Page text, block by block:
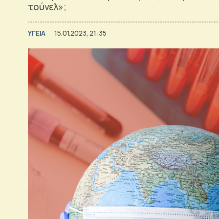
τούνελ»;
ΥΓΕΙΑ 15.01.2023, 21:35